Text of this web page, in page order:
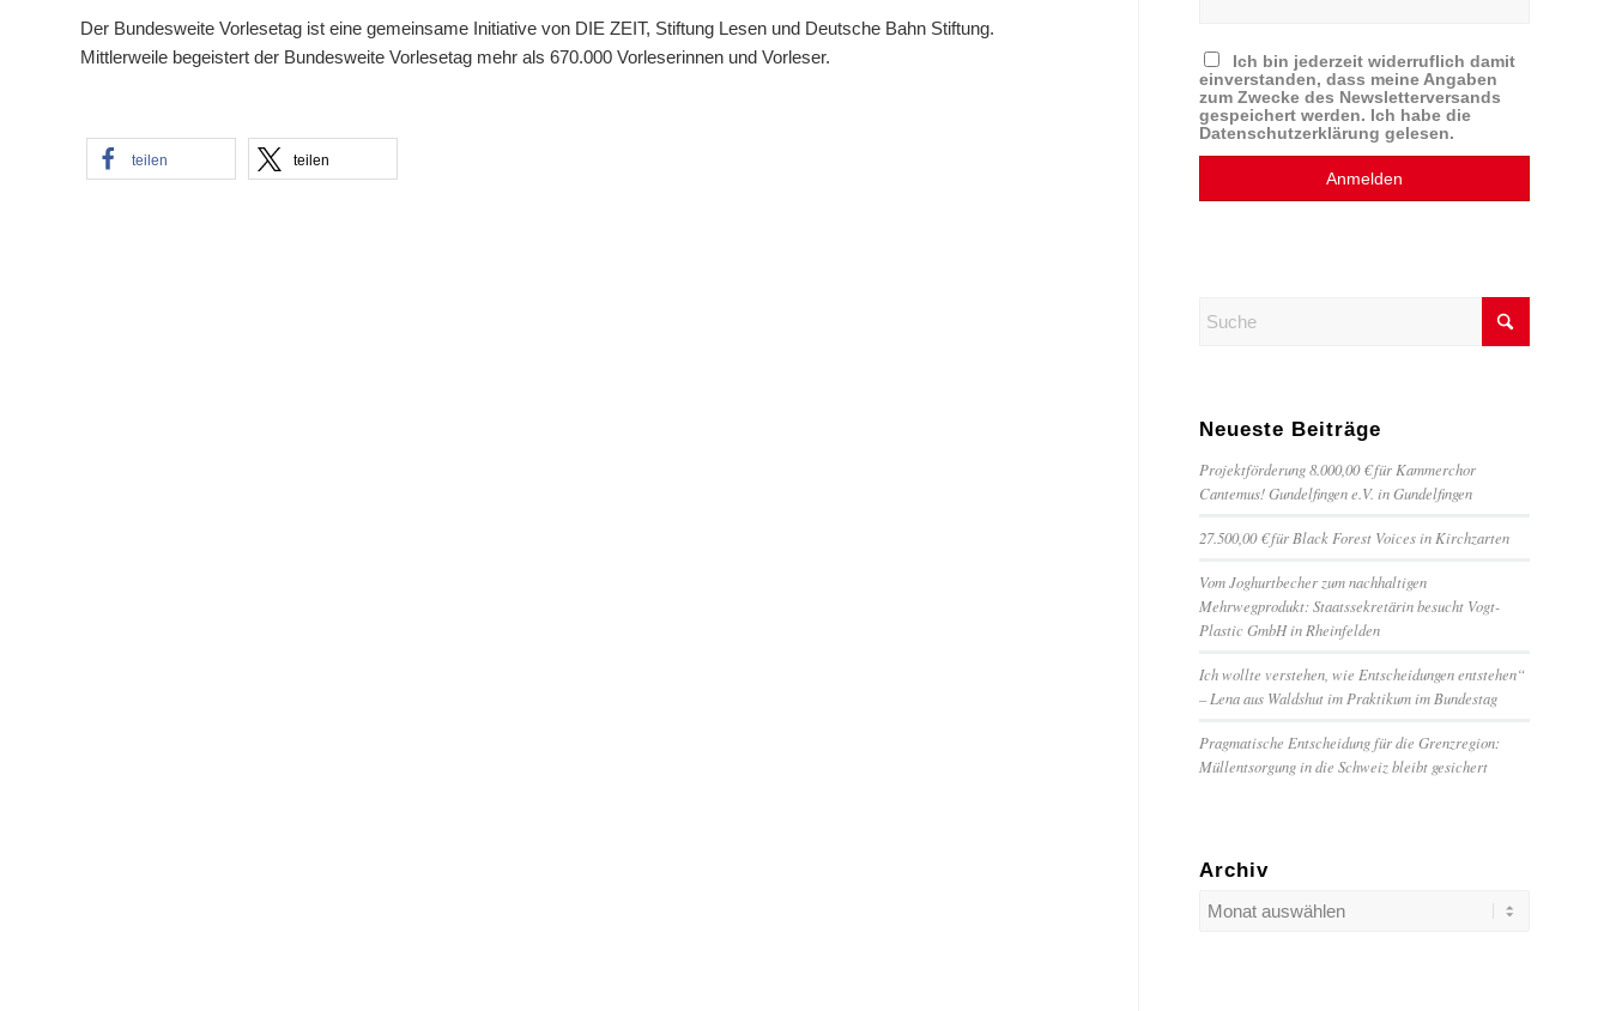
Der Bundesweite Vorlesetag ist eine gemeinsame Initiative von DIE ZEIT, Stiftung Lesen und Deutsche Bahn Stiftung.
Mittlerweile begeistert der Bundesweite Vorlesetag mehr als 670.000 Vorleserinnen und Vorleser.
teilen teilen
Ich bin jederzeit widerruflich damit
einverstanden, dass meine Angaben
zum Zwecke des Newsletterversands
gespeichert werden. Ich habe die
Datenschutzerklärung gelesen.
Neueste Beiträge
Projektförderung 8.000,00 € für Kammerchor
Cantemus! Gundelfingen e.V. in Gundelfingen
27.500,00 € für Black Forest Voices in Kirchzarten
Vom Joghurtbecher zum nachhaltigen
Mehrwegprodukt: Staatssekretärin besucht Vogt-
Plastic GmbH in Rheinfelden
Ich wollte verstehen, wie Entscheidungen entstehen“
– Lena aus Waldshut im Praktikum im Bundestag
Pragmatische Entscheidung für die Grenzregion:
Müllentsorgung in die Schweiz bleibt gesichert
Archiv